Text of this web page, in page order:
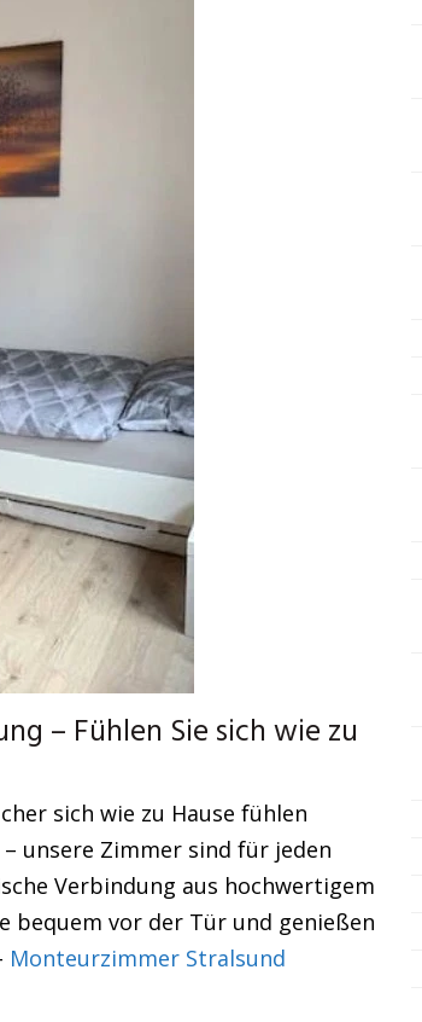
– Fühlen Sie sich wie zu
sich wie zu Hause fühlen
unsere Zimmer sind für jeden
Verbindung aus hochwertigem
bequem vor der Tür und genießen
Monteurzimmer Stralsund